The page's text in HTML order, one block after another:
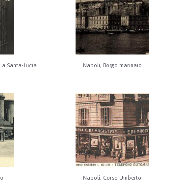
Santa-Lucia Napoli, Borgo marinaio
Napoli, Corso Umberto